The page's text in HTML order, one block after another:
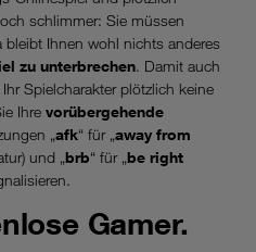
schlimmer: Sie müssen
bleibt Ihnen wohl nichts anderes
zu unterbrechen. Damit auch
Spielcharakter plötzlich keine
Ihre vorübergehende
„afk“ für „away from
und „brb“ für „be right
Gamer.